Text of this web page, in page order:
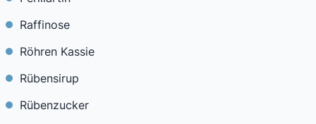
Raffinose
Röhren Kassie
Rübensirup
Rübenzucker